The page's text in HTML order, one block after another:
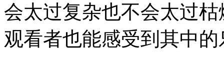
会太过复杂也不会太过
观看者也能感受到其中的